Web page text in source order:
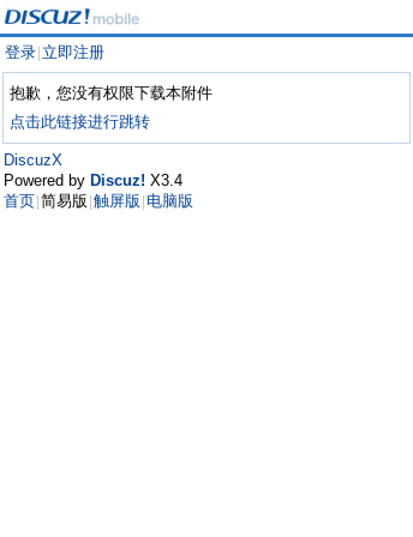
登录 立即注册
抱歉，您没有权限下载本附件
点击此链接进行跳转
DiscuzX
Powered by Discuz! X3.4
首页 简易版 触屏版 电脑版